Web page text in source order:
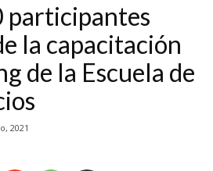
participantes
la capacitación
de la Escuela de
2021